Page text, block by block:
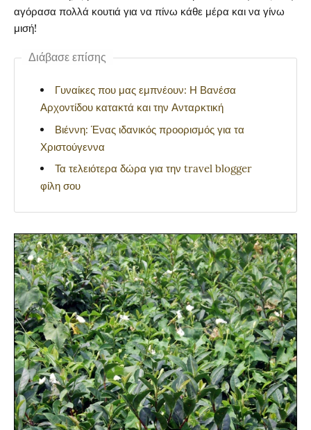
αγόρασα πολλά κουτιά για να πίνω κάθε μέρα και να γίνω
μισή!
Διάβασε επίσης
Γυναίκες που μας εμπνέουν: Η Βανέσα
Αρχοντίδου κατακτά και την Ανταρκτική
Βιέννη: Ένας ιδανικός προορισμός για τα
Χριστούγεννα
Τα τελειότερα δώρα για την travel blogger
φίλη σου